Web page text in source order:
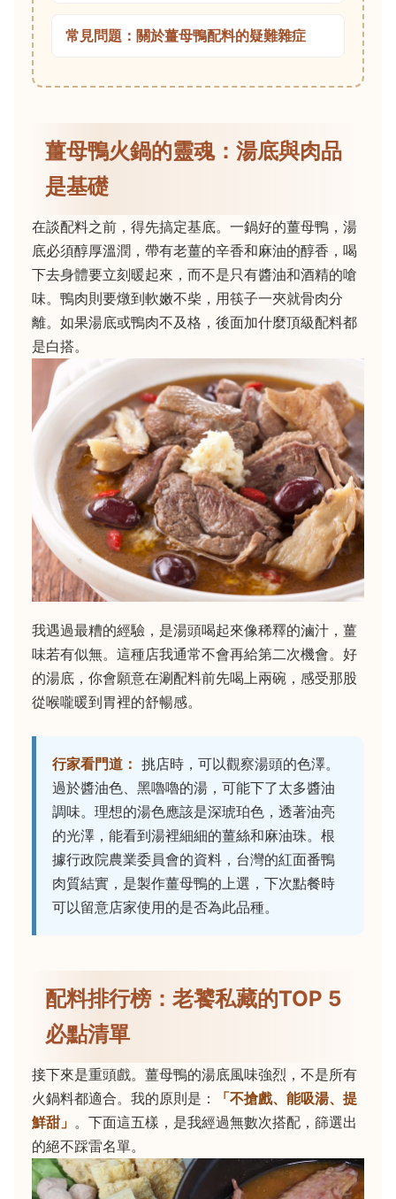
常見問題：關於薑母鴨配料的疑難雜症
薑母鴨火鍋的靈魂：湯底與肉品
是基礎
在談配料之前，得先搞定基底。一鍋好的薑母鴨，湯
底必須醇厚溫潤，帶有老薑的辛香和麻油的醇香，喝
下去身體要立刻暖起來，而不是只有醬油和酒精的嗆
味。鴨肉則要燉到軟嫩不柴，用筷子一夾就骨肉分
離。如果湯底或鴨肉不及格，後面加什麼頂級配料都
是白搭。
我遇過最糟的經驗，是湯頭喝起來像稀釋的滷汁，薑
味若有似無。這種店我通常不會再給第二次機會。好
的湯底，你會願意在涮配料前先喝上兩碗，感受那股
從喉嚨暖到胃裡的舒暢感。
行家看門道： 挑店時，可以觀察湯頭的色澤。
過於醬油色、黑嚕嚕的湯，可能下了太多醬油
調味。理想的湯色應該是深琥珀色，透著油亮
的光澤，能看到湯裡細細的薑絲和麻油珠。根
據行政院農業委員會的資料，台灣的紅面番鴨
肉質結實，是製作薑母鴨的上選，下次點餐時
可以留意店家使用的是否為此品種。
配料排行榜：老饕私藏的TOP 5
必點清單
接下來是重頭戲。薑母鴨的湯底風味強烈，不是所有
火鍋料都適合。我的原則是：
「不搶戲、能吸湯、提
鮮甜」 。下面這五樣，是我經過無數次搭配，篩選出
的絕不踩雷名單。